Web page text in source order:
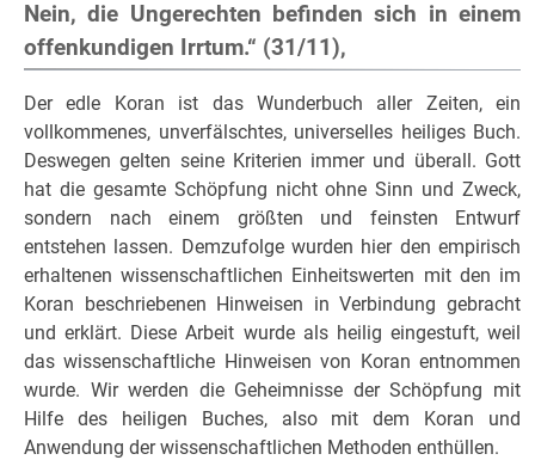
Nein, die Ungerechten befinden sich in einem
offenkundigen Irrtum.“ (31/11),
Der edle Koran ist das Wunderbuch aller Zeiten, ein
vollkommenes, unverfälschtes, universelles heiliges Buch.
Deswegen gelten seine Kriterien immer und überall. Gott
hat die gesamte Schöpfung nicht ohne Sinn und Zweck,
sondern nach einem größten und feinsten Entwurf
entstehen lassen. Demzufolge wurden hier den empirisch
erhaltenen wissenschaftlichen Einheitswerten mit den im
Koran beschriebenen Hinweisen in Verbindung gebracht
und erklärt. Diese Arbeit wurde als heilig eingestuft, weil
das wissenschaftliche Hinweisen von Koran entnommen
wurde. Wir werden die Geheimnisse der Schöpfung mit
Hilfe des heiligen Buches, also mit dem Koran und
Anwendung der wissenschaftlichen Methoden enthüllen.